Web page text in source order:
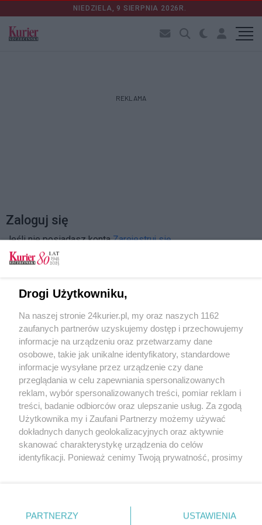
NIEDZIELA, 9 SIERPNIA 2026R.
REKLAMA
Zaloguj się
Jeśli nie posiadasz kontaZarejestruj się
Zapamiętać?
Zaloguj
Zapomniałem hasła
Copyright © 2022 Kurier Szczeciński sp. z o.o.
Drogi Użytkowniku,
Na naszej stronie 24kurier.pl, my oraz naszych 1162
zaufanych partnerów uzyskujemy dostęp i przechowujemy
informacje na urządzeniu oraz przetwarzamy dane
osobowe, takie jak unikalne identyfikatory, standardowe
informacje wysyłane przez urządzenie czy dane
przeglądania w celu zapewniania spersonalizowanych
reklam, wybór spersonalizowanych treści, pomiar reklam i
treści, badanie odbiorców oraz ulepszanie usług. Za zgodą
Użytkownika my i Zaufani Partnerzy możemy używać
dokładnych danych geolokalizacyjnych oraz aktywnie
skanować charakterystykę urządzenia do celów
identyfikacji. Ponieważ cenimy Twoją prywatność, prosimy
prywatności znajdujący się w lewym dolnym rogu strony
. Niektóre rodzaje przetwarzania danych nie wymagają
PARTNERZY USTAWIENIA